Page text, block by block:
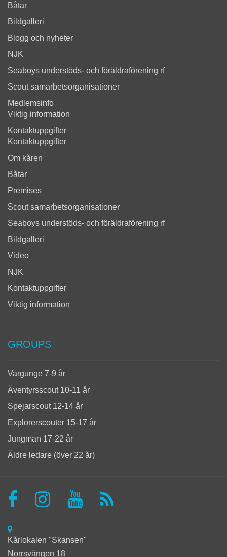
Båtar
Bildgalleri
Blogg och nyheter
NJK
Seaboys understöds- och föräldraförening rf
Scout samarbetsorganisationer
Medlemsinfo
Viktig information
Kontaktuppgifter
Kontaktuppgifter
Om kåren
Båtar
Premises
Scout samarbetsorganisationer
Seaboys understöds- och föräldraförening rf
Bildgalleri
Video
NJK
Kontaktuppgifter
Viktig information
GROUPS
Vargunge 7-9 år
Äventyrsscout 10-11 år
Spejarscout 12-14 år
Explorerscouter 15-17 år
Jungman 17-22 år
Äldre ledare (över 22 år)
Kårlokalen "Skansen"
Norrsvängen 18